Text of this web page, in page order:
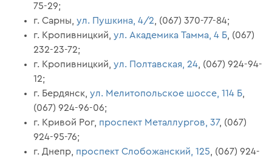
75-29;
г. Сарны,ул. Пушкина, 4/2 , (067) 370-77-84;
г. Кропивницкий,ул. Академика Тамма, 4 Б , (067)
232-23-72;
г. Кропивницкий,ул. Полтавская, 24 , (067) 924-94-
12;
г. Бердянск,ул. Мелитопольское шоссе, 114 Б
(067) 924-96-06;
г. Кривой Рог, проспект Металлургов, 37, (067)
924-95-76;
г. Днепр, проспект Слобожанский, 125 , (067) 924-